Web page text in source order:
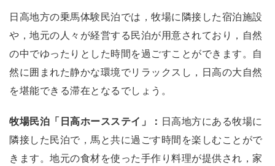
日高地方の乗馬体験民泊では，牧場に隣接した宿泊施設
や，地元の人々が経営する民泊が用意されており，自然
の中でゆったりとした時間を過ごすことができます。自
然に囲まれた静かな環境でリラックスし，日高の大自然
を堪能できる滞在となるでしょう。
牧場民泊「日高ホースステイ」： 日高地方にある牧場に
隣接した民泊で，馬と共に過ごす時間を楽しむことがで
きます。地元の食材を使った手作り料理が提供され，家